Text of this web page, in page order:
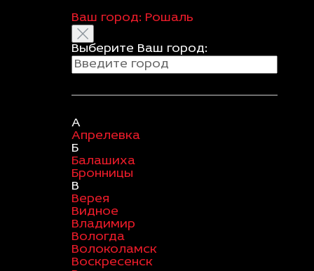
Ваш город: Рошаль
Выберите Ваш город:
А
Апрелевка
Б
Балашиха
Бронницы
В
Верея
Видное
Владимир
Вологда
Волоколамск
Воскресенск